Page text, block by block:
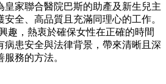
皇家聯合醫院巴斯的助產及新生兒主
全、高品質且充滿同理心的工作。
趣，熱衷於確保女性在正確的時間
病患安全與法律背景，帶來清晰且深
務的方法。